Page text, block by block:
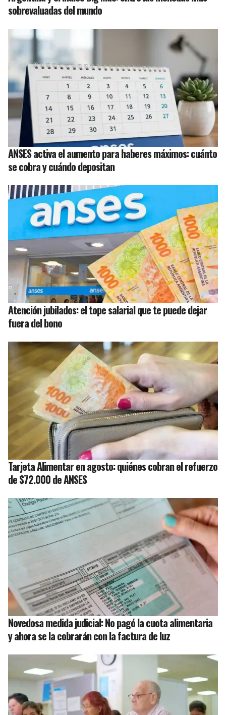
sobrevaluadas del mundo
ANSES activa el aumento para haberes máximos: cuánto
se cobra y cuándo depositan
Atención jubilados: el tope salarial que te puede dejar
fuera del bono
Tarjeta Alimentar en agosto: quiénes cobran el refuerzo
de $72.000 de ANSES
Novedosa medida judicial: No pagó la cuota alimentaria
y ahora se la cobrarán con la factura de luz